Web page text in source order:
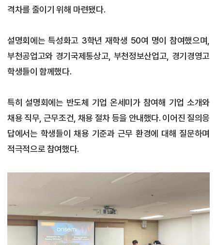
격차를 줄이기 위해 마련됐다.
설명회에는 특성화고 3학년 재학생 50여 명이 참여했으며,
부천공업고와 경기국제통상고, 부천정보산업고, 경기경영고
학생들이 함께했다.
특히 설명회에는 반도체 기업 온세미가 참여해 기업 소개와
채용 직무, 근무조건, 채용 절차 등을 안내했다. 이어진 질의응
답에서는 학생들이 채용 기준과 근무 환경에 대해 질문하며
적극적으로 참여했다.